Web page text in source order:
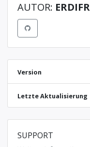
AUTOR: ERDIFR
Version
Letzte Aktualisierung
SUPPORT